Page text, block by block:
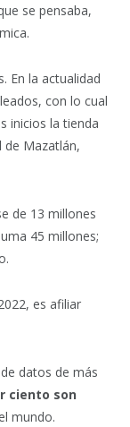
se pensaba,
En la actualidad
con lo cual
inicios la tienda
de Mazatlán,
de 13 millones
45 millones;
es afiliar
datos de más
ciento son
mundo.